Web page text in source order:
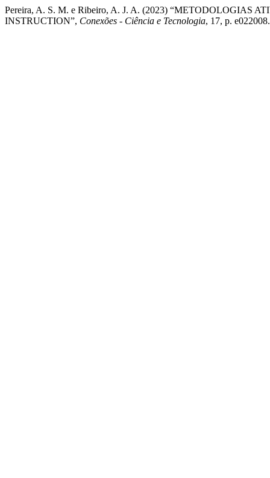
Pereira, A. S. M. e Ribeiro, A. J. A. (2023) “METODOLOGIAS
INSTRUCTION”, Conexões - Ciência e Tecnologia, 17, p.